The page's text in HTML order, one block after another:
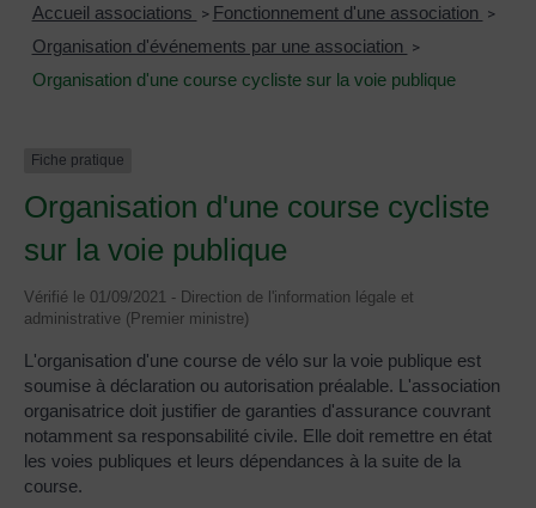
Accueil associations > Fonctionnement d'une association >
Organisation d'événements par une association >
Organisation d'une course cycliste sur la voie publique
Fiche pratique
Organisation d'une course cycliste
sur la voie publique
Vérifié le 01/09/2021 - Direction de l'information légale et
administrative (Premier ministre)
L'organisation d'une course de vélo sur la voie publique est
soumise à déclaration ou autorisation préalable. L'association
organisatrice doit justifier de garanties d'assurance couvrant
notamment sa responsabilité civile. Elle doit remettre en état
les voies publiques et leurs dépendances à la suite de la
course.